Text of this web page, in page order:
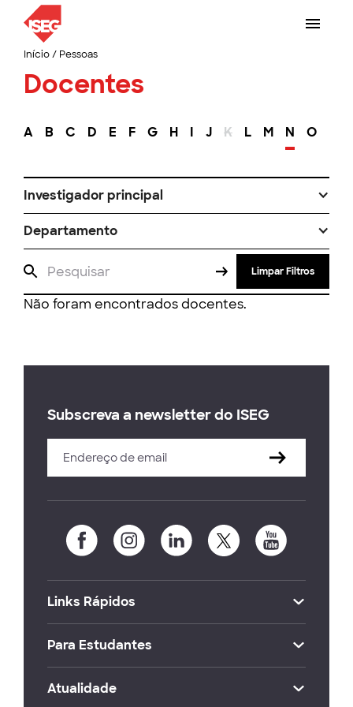
Início/ Pessoas
Docentes
A B C D E F G H I J K L M N O
Investigador principal
Departamento
Limpar Filtros
Não foram encontrados docentes.
Subscreva a newsletter do ISEG
Links Rápidos
Para Estudantes
Atualidade